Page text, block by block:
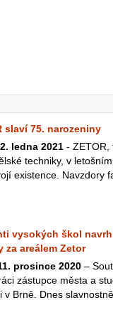
slaví 75. narozeniny
ledna 2021 - ZETOR,
techniky, v
existence. Navzdory
vysokých škol
za areálem Zetor
prosince 2020 –
zástupce města a
v Brně. Dnes